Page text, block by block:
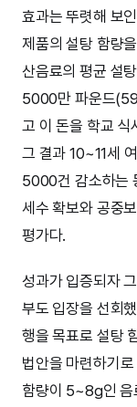
효과는 뚜렷해 보
제품의 설탕 함량
산음료의 평균 설
5000만 파운드
고 이 돈을 학교 식
그 결과 10~11세
5000건 감소하는
세수 확보와 공중
평가다.
성과가 입증되자
부도 입장을 선회
행을 목표로 설탕
법안을 마련하기
함량이 5~8g인